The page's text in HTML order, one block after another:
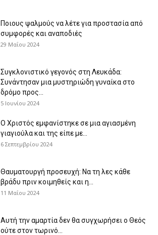
Ποιους ψαλμούς να λέτε για προστασία από
συμφορές και αναποδιές
29 Μαΐου 2024
Συγκλονιστικό γεγονός στη Λευκάδα:
Συνάντησαν μια μυστηριώδη γυναίκα στο
δρόμο προς...
5 Ιουνίου 2024
Ο Χριστός εμφανίστηκε σε μια αγιασμένη
γιαγιούλα και της είπε με...
6 Σεπτεμβρίου 2024
Θαυματουργή προσευχή: Να τη λες κάθε
βράδυ πριν κοιμηθείς και η...
11 Μαΐου 2024
Αυτή την αμαρτία δεν θα συγχωρήσει ο Θεός
ούτε στον τωρινό...